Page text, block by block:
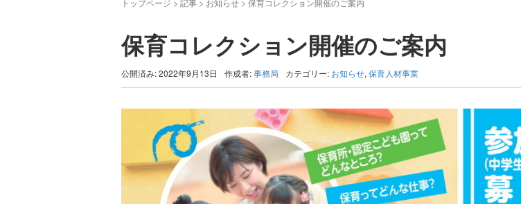
トップページ > 記事 > お知らせ > 保育コレクション開催のご案内
保育コレクション開催のご案内
公開済み: 2022年9月13日 作成者:事務局 カテゴリー: お知らせ, 保育人材事業